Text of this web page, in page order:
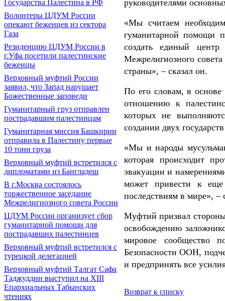
Государства Палестина в РФ
Волонтеры ЦДУМ России
опекают беженцев из сектора
Газа
Резиденцию ЦДУМ России в
г.Уфа посетили палестинские
беженцы
Верховный муфтий России
заявил, что Запад нарушает
Божественные заповеди
Гуманитарный груз отправлен
пострадавшим палестинцам
Гуманитарная миссия Башкирии
отправила в Палестину первые
10 тонн груза
Верховный муфтий встретился с
дипломатами из Бангладеш
В г.Москва состоялось
торжественное заседание
Межрелигиозного совета России
ЦДУМ России организует сбор
гуманитарной помощи для
пострадавших палестинцев
Верховный муфтий встретился с
турецкой делегацией
Верховный муфтий Талгат Сафа
Таджуддин выступил на ХIII
Епархиальных Табынских
чтениях
руководителями
«Мы считаем
гуманитарной помощи
создать единый
Межрелигиозного
страны», – сказал он.
По его словам, в
отношению к
которых не
создании двух
«Мы и народы
которая происходит
эвакуации и
может привести к
последствиям в мире», –
Муфтий призвал
освобождению
мировое сообщество
Безопасности ООН,
и предпринять все
Возврат к списку